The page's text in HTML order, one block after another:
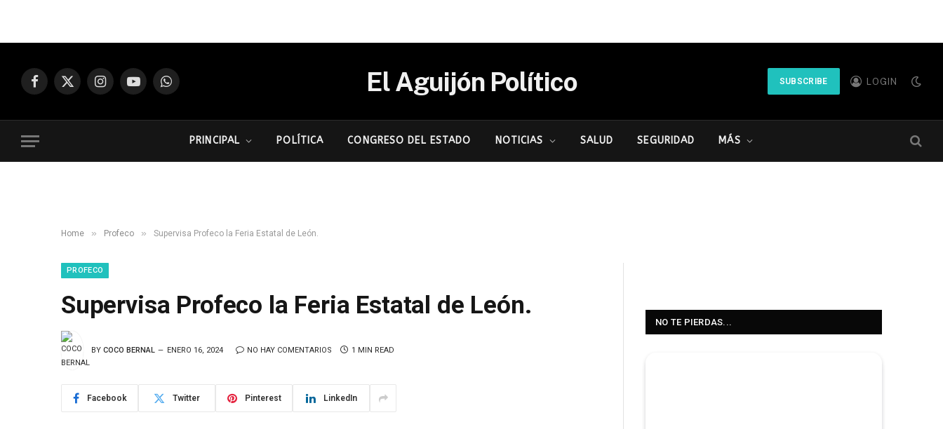
Facebook
X
InstagramYouTubeWhatsApp El Aguijón Político SUBSCRIBE LOGIN
PRINCIPAL POLÍTICA CONGRESO DEL ESTADO NOTICIAS SALUD SEGURIDAD MÁS
Home » Profeco » Supervisa Profeco la Feria Estatal de León.
PROFECO
Supervisa Profeco la Feria Estatal de León.
BY COCO BERNAL ENERO 16, 2024 NO HAY COMENTARIOS 1 MIN READ
Facebook Twitter Pinterest LinkedIn
NO TE PIERDAS...